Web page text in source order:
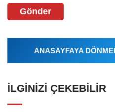
Gönder
ANASAYFAYA
İLGINIZI ÇEKEBILIR